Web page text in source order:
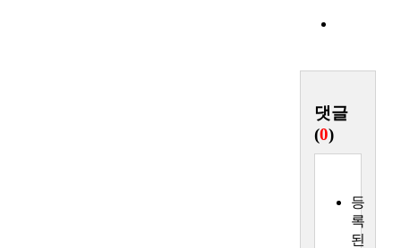
댓글
(0)
등
록
된